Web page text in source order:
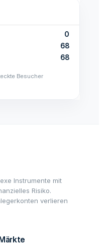
0
68
68
Besucher
Instrumente mit
Risiko.
verlieren